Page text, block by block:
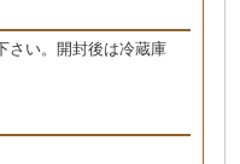
さい。開封後は冷蔵庫